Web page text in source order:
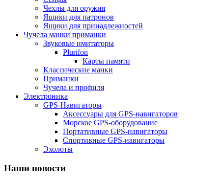
Чехлы для оружия
Ящики для патронов
Ящики для принадлежностей
Чучела манки приманки
Звуковые имитаторы
Plurifon
Карты памяти
Классические манки
Приманки
Чучела и профиля
Электроника
GPS-Навигаторы
Аксессуары для GPS-навигаторов
Морское GPS-оборудование
Портативные GPS-навигаторы
Спортивные GPS-навигаторы
Эхолоты
Наши новости